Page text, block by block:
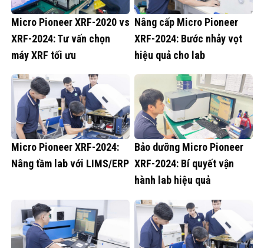
Micro Pioneer XRF-2020 vs
XRF-2024: Tư vấn chọn
máy XRF tối ưu
Nâng cấp Micro Pioneer
XRF-2024: Bước nhảy vọt
hiệu quả cho lab
Micro Pioneer XRF-2024:
Nâng tầm lab với LIMS/ERP
Bảo dưỡng Micro Pioneer
XRF-2024: Bí quyết vận
hành lab hiệu quả